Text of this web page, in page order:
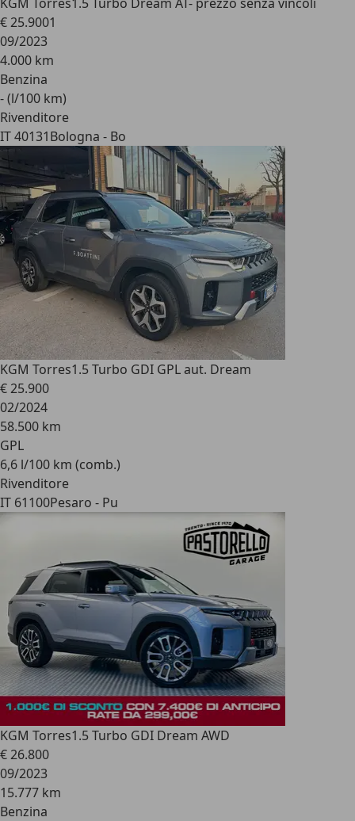
€ 25.9001
09/2023
4.000 km
Benzina
- (l/100 km)
Rivenditore
IT 40131Bologna - Bo
KGM Torres1.5 Turbo GDI GPL aut. Dream
€ 25.900
02/2024
58.500 km
GPL
6,6 l/100 km (comb.)
Rivenditore
IT 61100Pesaro - Pu
KGM Torres1.5 Turbo GDI Dream AWD
€ 26.800
09/2023
15.777 km
Benzina